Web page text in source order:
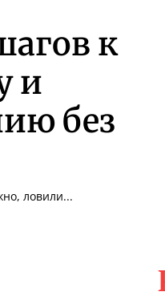
к
и
без
ловили...